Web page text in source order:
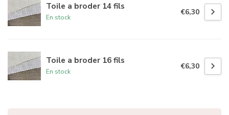
Toile a broder 14 fils
En stock
€6,30
Toile a broder 16 fils
En stock
€6,30